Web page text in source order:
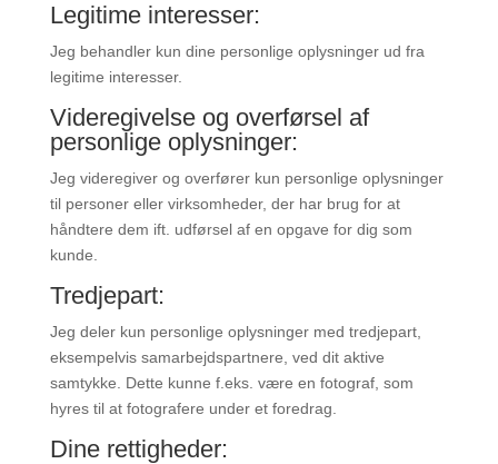
Legitime interesser:
Jeg behandler kun dine personlige oplysninger ud fra
legitime interesser.
Videregivelse og overførsel af
personlige oplysninger:
Jeg videregiver og overfører kun personlige oplysninger
til personer eller virksomheder, der har brug for at
håndtere dem ift. udførsel af en opgave for dig som
kunde.
Tredjepart:
Jeg deler kun personlige oplysninger med tredjepart,
eksempelvis samarbejdspartnere, ved dit aktive
samtykke. Dette kunne f.eks. være en fotograf, som
hyres til at fotografere under et foredrag.
Dine rettigheder: